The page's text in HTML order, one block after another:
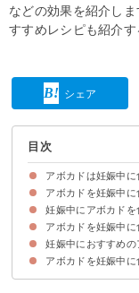
などの効果を紹介し
すすめレシピも紹介す
シェア
目次
アボカドは妊娠中に
アボカドの実は妊
アボカドを妊娠中
アボカドを妊娠中に
①1日に半分～1個
②カロリー・脂質
③リステリア菌に
妊娠中にアボカドを
アボカドによるリ
対処法①75℃で数
対処法②食べる前
対処法③賞味期限
何か不安な点があ
アボカドを妊娠中
①葉酸
②ナイアシン
③ビタミンC
④カリウム
⑤銅
⑥食物繊維
⑦パントテン酸
妊娠中におすすめの
①アボカド丼
②豆腐とアボカド
③洋風茶碗蒸し
アボカドを妊娠中に